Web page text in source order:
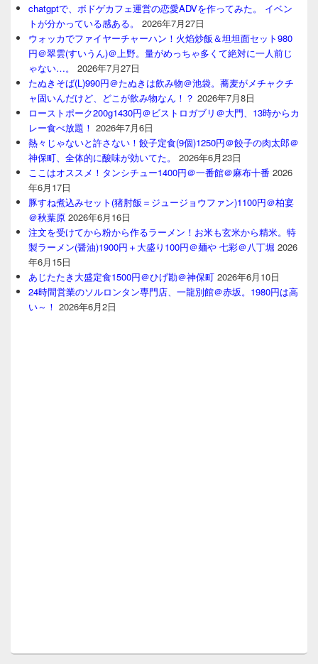
chatgptで、ボドゲカフェ運営の恋愛ADVを作ってみた。 イベン
トが分かっている感ある。
2026年7月27日
ウォッカでファイヤーチャーハン！火焰炒飯＆坦坦面セット980
円＠翠雲(すいうん)＠上野。量がめっちゃ多くて絶対に一人前じ
ゃない…。
2026年7月27日
たぬきそば(L)990円＠たぬきは飲み物＠池袋。蕎麦がメチャクチ
ャ固いんだけど、どこが飲み物なん！？ 2026年7月8日
ローストポーク200g1430円＠ビストロガブリ＠大門、13時からカ
レー食べ放題！ 2026年7月6日
熱々じゃないと許さない！餃子定食(9個)1250円＠餃子の肉太郎＠
神保町、全体的に酸味が効いてた。
2026年6月23日
ここはオススメ！タンシチュー1400円＠一番館＠麻布十番 2026
年6月17日
豚すね煮込みセット(猪肘飯＝ジュージョウファン)1100円＠柏宴
＠秋葉原 2026年6月16日
注文を受けてから粉から作るラーメン！お米も玄米から精米。特
製ラーメン(醤油)1900円＋大盛り100円＠麺や 七彩＠八丁堀 2026
年6月15日
あじたたき大盛定食1500円＠ひげ勘＠神保町 2026年6月10日
24時間営業のソルロンタン専門店、一龍別館＠赤坂。1980円は高
い～！ 2026年6月2日